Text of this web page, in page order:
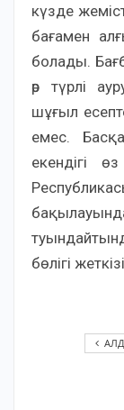
күзде
бағамен
болады.
әр түрлі
шұғыл
емес.
екендігі
бөлігі